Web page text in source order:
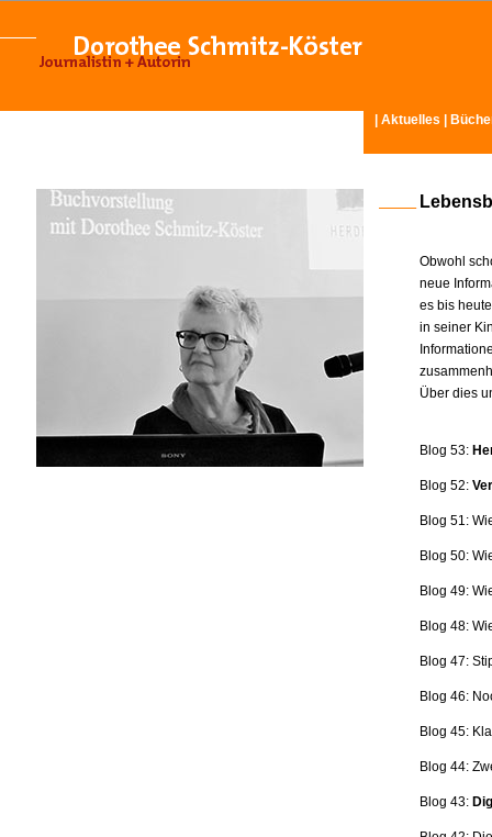
Aktuelles
Obwohl
neue
es bis
in seiner
Über dies
Blog 53:
Blog 52:
Blog 51:
Blog 50:
Blog 49:
Blog 48:
Blog 47:
Blog 46:
Blog 45:
Blog 44:
Blog 43: